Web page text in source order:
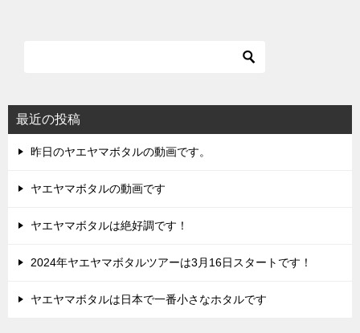
シ
ョ
最近の投稿
昨日のヤエヤマボタルの動画です。
ヤエヤマボタルの動画です
ヤエヤマボタルは絶好調です！
2024年ヤエヤマボタルツアーは3月16日スタートです！
ヤエヤマボタルは日本で一番小さなホタルです